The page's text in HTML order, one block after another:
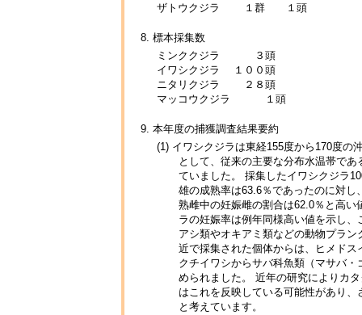
ザトウクジラ １群 １頭
8. 標本採集数
ミンククジラ ３頭
イワシクジラ １００頭
ニタリクジラ ２８頭
マッコウクジラ １頭
9. 本年度の捕獲調査結果要約
(1) イワシクジラは東経155度から170度の
として、従来の主要な分布水温帯で
ていました。 採集したイワシクジラ
雄の成熟率は63.6％であったのに対
熟雌中の妊娠雌の割合は62.0％と高
ラの妊娠率は例年同様高い値を示し
アシ類やオキアミ類などの動物プラ
近で採集された個体からは、ヒメド
クチイワシからサバ科魚類（マサバ
められました。 近年の研究によりカ
はこれを反映している可能性があり
と考えています。